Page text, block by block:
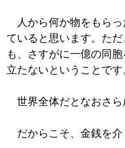
人から何か物をもらっ
ていると思います。た
も、さすがに一億の同
立たないということです
世界全体だとなおさら
だからこそ、金銭を介